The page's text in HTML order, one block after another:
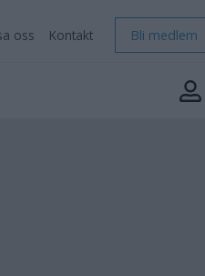
oss Kontakt Bli medlem